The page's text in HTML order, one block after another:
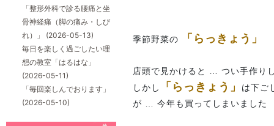
季節野菜の 「らっきょう」
店頭で見かけると … つい手作り
しかし
「らっきょう」
は下ご
が … 今年も買ってしまいました
「整形外科で診る腰痛と坐
骨神経痛（脚の痛み・しび
れ）」 (2026-05-13)
毎日を楽しく過ごしたい理
想の教室「はるはな」
(2026-05-11)
「毎回楽しんでおります」
(2026-05-10)